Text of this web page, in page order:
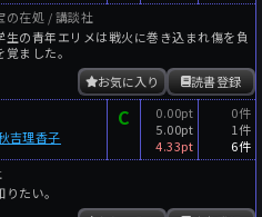
の在処 / 講談社
の青年エリメは戦火に巻き込まれ傷を負
ました。
読書登録
お気に入り
吉理香子
C
0.00pt
5.00pt
4.33pt
0件
1件
6件
たい。